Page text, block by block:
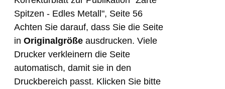
Spitzen - Edles Metall", Seite 56
Achten Sie darauf, dass Sie die Seite
inOriginalgröße ausdrucken. Viele
Drucker verkleinern die Seite
automatisch, damit sie in den
Druckbereich passt. Klicken Sie bitte